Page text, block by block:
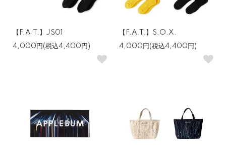
【F.A.T.】JS01
4,000円(税込4,400円)
【F.A.T.】S.O.X.
4,000円(税込4,400円)